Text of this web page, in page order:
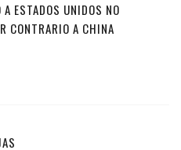
A ESTADOS UNIDOS NO
CONTRARIO A CHINA